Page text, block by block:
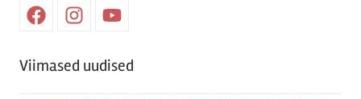
FacebookInstagramYoutube
Viimased uudised